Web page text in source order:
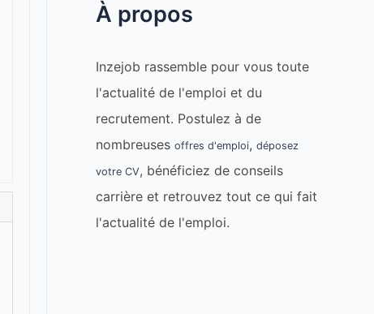
À propos
Inzejob rassemble pour vous toute
l'actualité de l'emploi et du
recrutement. Postulez à de
nombreuses offres d'emploi, déposez
votre CV, bénéficiez de conseils
carrière et retrouvez tout ce qui fait
l'actualité de l'emploi.